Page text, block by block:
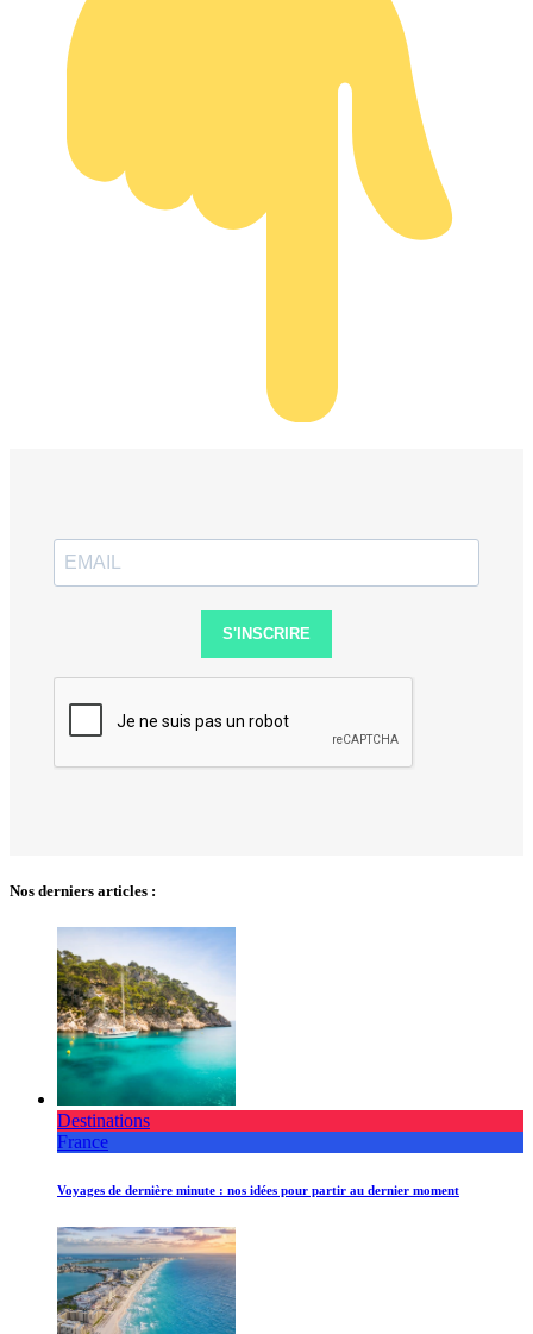
S'INSCRIRE
Nos derniers articles :
Destinations
France
Voyages de dernière minute : nos idées pour partir au dernier moment